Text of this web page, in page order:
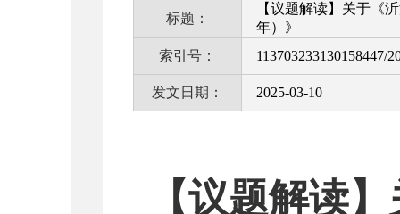
标题：
【议题解读】关于《
年）》
索引号：
113703233130158447/
发文日期： 2025-03-10
【议题解读